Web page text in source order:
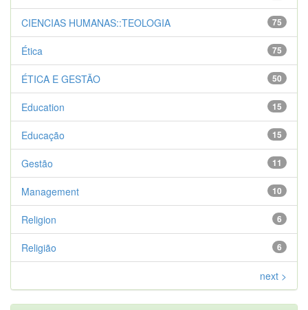
75
CIENCIAS HUMANAS::TEOLOGIA
75
Ética
50
ÉTICA E GESTÃO
15
Education
15
Educação
11
Gestão
10
Management
6
Religion
6
Religião
next >